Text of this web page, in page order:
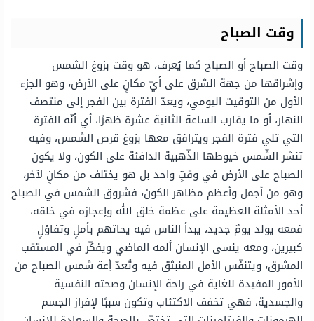
وقت الصباح
وقت الصباح أو الصباح كما يُعرف، هو وقت بزوغ الشمس
وإشراقها من جهة الشرق على أيّ مكانٍ على الأرض، وهو الجزء
الأول من التوقيت اليومي، ويعدّ الفترة بين الفجر إلى منتصف
النهار، أو ما يقارب الساعة الثانية عشرة ظهرًا، أي أنّه الفترة
التي تلي فترة الفجر ويترافق معها بزوغ قرص الشمس، وفيه
تنشر الشّمس خيوطها الذّهبية الدافئة على الكون، ولا يكون
الصباح على الأرض في وقتٍ واحد بل هو يختلف من مكانٍ لآخر،
وهو من أجمل وأعظم مظاهر الكون، فشروق الشمس في الصباح
أحد الأمثلة العظيمة على عظمة خلق الله وإعجازه في خلقه،
فمعه يولد يومٌ جديد، يبدأ الناس فيه يحاتهم بأملٍ وتفاؤلٍ
كبيرين، ومعه ينسى الإنسان ألمه الماضي ويفكّر في المستقب
المشرق، ويتنفّس الأمل المنبثق فيه وتُعدّ أِعة شمس الصباح من
الأمور المفيدة للغاية في راحة الإنسان وصحته النفسية
والجسدية، فهي تخفف الاكتئاب وتكون سببًا لإفراز الجسم